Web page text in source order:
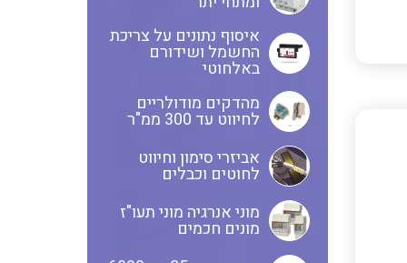
משנה זרם
כבלי אלומניום
כבלים אלומניום למתח גבוה
מדידות פיזיקאליות ספיקה
ובקרת תהליך
בוחני להבה ומערכות לבקרת
בערה BMS
איסוף נתונים על צריכת
החשמל ושידורם
באלחוטי
מהדקים מודולריים
לחיווט עד 300 ממ"ר
אביזרי סימון וחיווט
לחוטים וכבלים
מוני אנרגיה מוני תעו"ז
מונים חכמים